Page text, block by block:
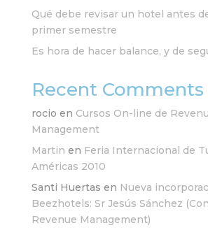
Qué debe revisar un hotel antes
primer semestre
Es hora de hacer balance, y de
Recent Comments
rocio en Cursos On-line de
Management
Martin en Feria Internacional de
Américas 2010
Santi Huertas en Nueva
Beezhotels: Sr Jesús Sánchez
Revenue Management)